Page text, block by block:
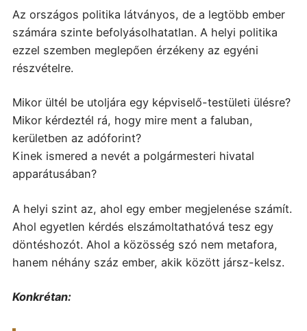
Az országos politika látványos, de a legtöbb ember
számára szinte befolyásolhatatlan. A helyi politika
ezzel szemben meglepően érzékeny az egyéni
részvételre.
Mikor ültél be utoljára egy képviselő-testületi ülésre?
Mikor kérdeztél rá, hogy mire ment a faluban,
kerületben az adóforint?
Kinek ismered a nevét a polgármesteri hivatal
apparátusában?
A helyi szint az, ahol egy ember megjelenése számít.
Ahol egyetlen kérdés elszámoltathatóvá tesz egy
döntéshozót. Ahol a közösség szó nem metafora,
hanem néhány száz ember, akik között jársz-kelsz.
Konkrétan: